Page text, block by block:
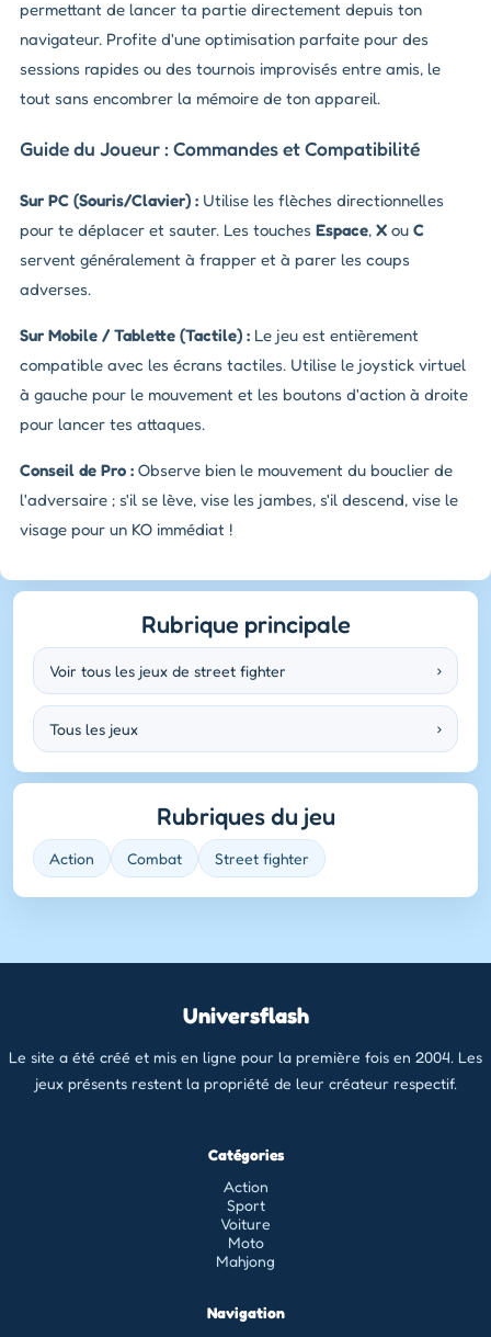
permettant de lancer ta partie directement depuis ton
navigateur. Profite d'une optimisation parfaite pour des
sessions rapides ou des tournois improvisés entre amis, le
tout sans encombrer la mémoire de ton appareil.
Guide du Joueur : Commandes et Compatibilité
Sur PC (Souris/Clavier) : Utilise les flèches directionnelles
pour te déplacer et sauter. Les touches Espace, X ou C
servent généralement à frapper et à parer les coups
adverses.
Sur Mobile / Tablette (Tactile) : Le jeu est entièrement
compatible avec les écrans tactiles. Utilise le joystick virtuel
à gauche pour le mouvement et les boutons d'action à droite
pour lancer tes attaques.
Conseil de Pro : Observe bien le mouvement du bouclier de
l'adversaire ; s'il se lève, vise les jambes, s'il descend, vise le
visage pour un KO immédiat !
Rubrique principale
Voir tous les jeux de street fighter ›
Tous les jeux ›
Rubriques du jeu
Action Combat Street fighter
Universflash
Le site a été créé et mis en ligne pour la première fois en 2004. Les
jeux présents restent la propriété de leur créateur respectif.
Catégories
Action
Sport
Voiture
Moto
Mahjong
Navigation